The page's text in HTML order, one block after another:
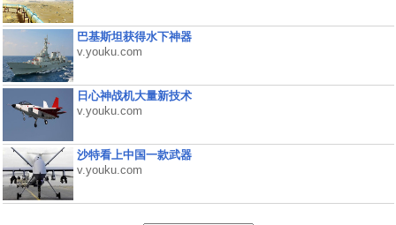
巴基斯坦获得水下神器
v.youku.com
日心神战机大量新技术
v.youku.com
沙特看上中国一款武器
v.youku.com